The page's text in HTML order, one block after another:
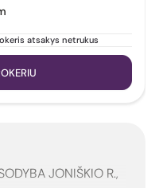
atsakys netrukus
JONIŠKIO R.,